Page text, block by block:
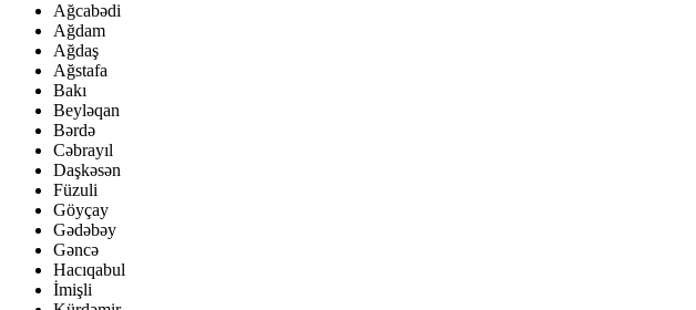
Ağcabədi
Ağdam
Ağdaş
Ağstafa
Bakı
Beyləqan
Bərdə
Cəbrayıl
Daşkəsən
Füzuli
Göyçay
Gədəbəy
Gəncə
Hacıqabul
İmişli